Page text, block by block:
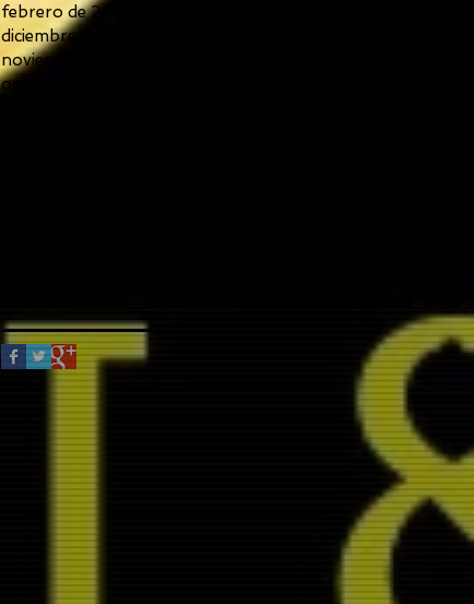
febrero de 2018
diciembre de 2017
noviembre de 2017
octubre de 2017